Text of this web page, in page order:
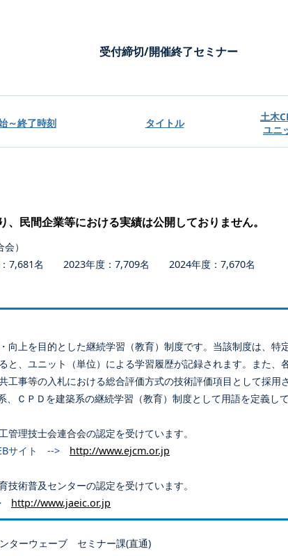
受付締切/開催終了セミナー
～終了時刻 タイトル
土木
ユニ
民間企業等における実績は公開しておりません。
）
名 2023年度：7,709名 2024年度：7,670名
上を目的とした継続学習（教育）制度です。当該制度は、特
、ユニット（単位）による学習履歴が記録されます。また、
事等の入札における総合評価方式の技術評価項目として採用
ＣＰＤを建築系の継続学習（教育）制度として用語を定義して
理技士会連合会の認定を受けています。
サイト --> http://www.ejcm.or.jp
術普及センターの認定を受けています。
http://www.jaeic.or.jp
ーウェーブ セミナー課(直通)